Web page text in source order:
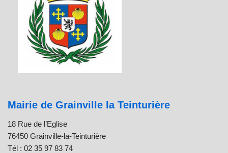
Mairie de Grainville la Teinturière
18 Rue de l’Eglise
76450 Grainville-la-Teinturière
Tél : 02 35 97 83 74